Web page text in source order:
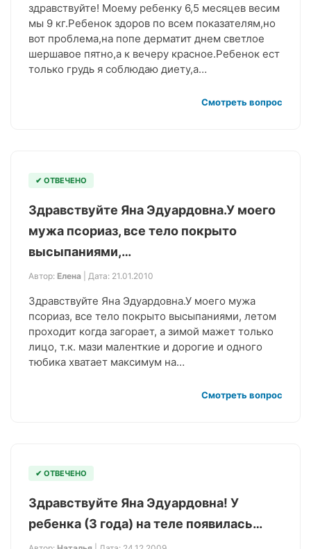
здравствуйте! Моему ребенку 6,5 месяцев весим
мы 9 кг.Ребенок здоров по всем показателям,но
вот проблема,на попе дерматит днем светлое
шершавое пятно,а к вечеру красное.Ребенок ест
только грудь я соблюдаю диету,а…
Смотреть вопрос
✔ ОТВЕЧЕНО
Здравствуйте Яна Эдуардовна.У моего
мужа псориаз, все тело покрыто
высыпаниями,…
Автор: Елена | Дата: 21.01.2010
Здравствуйте Яна Эдуардовна.У моего мужа
псориаз, все тело покрыто высыпаниями, летом
проходит когда загорает, а зимой мажет только
лицо, т.к. мази маленткие и дорогие и одного
тюбика хватает максимум на…
Смотреть вопрос
✔ ОТВЕЧЕНО
Здравствуйте Яна Эдуардовна! У
ребенка (3 года) на теле появилась…